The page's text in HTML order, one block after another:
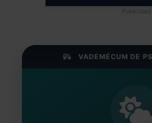
Publicidad
VADEMÉCUM DE